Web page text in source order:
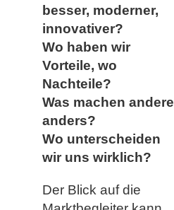
besser, moderner,
innovativer?
Wo haben wir
Vorteile, wo
Nachteile?
Was machen andere
anders?
Wo unterscheiden
wir uns wirklich?
Der Blick auf die